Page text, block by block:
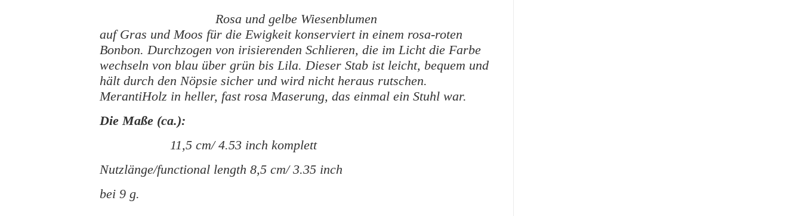
Rosa und gelbe Wiesenblumen
auf Gras und Moos für die Ewigkeit konserviert in einem rosa-roten
Bonbon. Durchzogen von irisierenden Schlieren, die im Licht die Farbe
wechseln von blau über grün bis Lila. Dieser Stab ist leicht, bequem und
hält durch den Nöpsie sicher und wird nicht heraus rutschen.
MerantiHolz in heller, fast rosa Maserung, das einmal ein Stuhl war.
Die Maße (ca.):
11,5 cm/ 4.53 inch komplett
Nutzlänge/functional length 8,5 cm/ 3.35 inch
bei 9 g.